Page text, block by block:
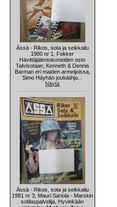
Ässä - Rikos, sota ja seikkailu
1980 nr 1, Fokker
Hävittäjälentokoneiden osto
Talvisotaan, Kenneth & Dennis
Barman eri maiden armeijoissa,
Simo Häyhän joululahja...
Näytä
Ässä - Rikos, sota ja seikkailu
1981 nr 3, Mauri Sariola - Marskin
sotilaspalvelija, Hyvinkään